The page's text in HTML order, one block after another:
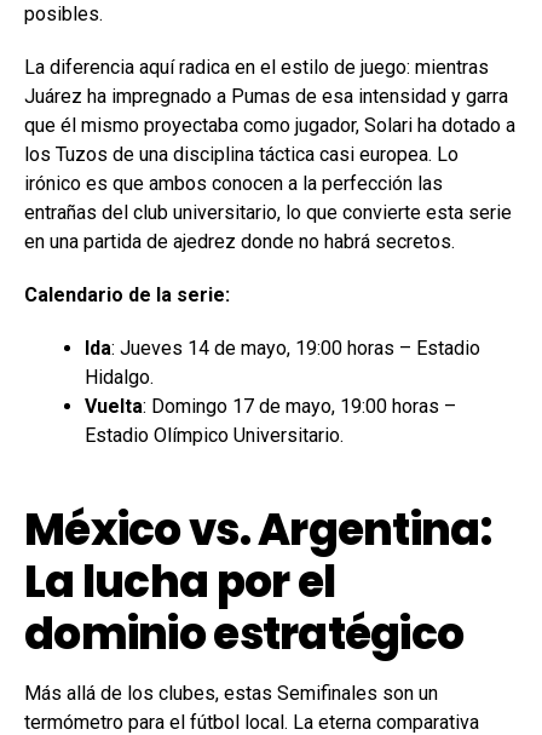
posibles.
La diferencia aquí radica en el estilo de juego: mientras
Juárez ha impregnado a Pumas de esa intensidad y garra
que él mismo proyectaba como jugador, Solari ha dotado a
los Tuzos de una disciplina táctica casi europea. Lo
irónico es que ambos conocen a la perfección las
entrañas del club universitario, lo que convierte esta serie
en una partida de ajedrez donde no habrá secretos.
Calendario de la serie:
Ida: Jueves 14 de mayo, 19:00 horas – Estadio
Hidalgo.
Vuelta: Domingo 17 de mayo, 19:00 horas –
Estadio Olímpico Universitario.
México vs. Argentina:
La lucha por el
dominio estratégico
Más allá de los clubes, estas Semifinales son un
termómetro para el fútbol local. La eterna comparativa